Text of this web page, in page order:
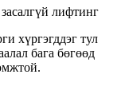
лифтинг
хүргэгддэг тул
бага бөгөөд